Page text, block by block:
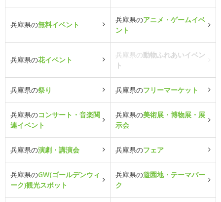
兵庫県の無料イベント
兵庫県のアニメ・ゲームイベ
ント
兵庫県の花イベント
兵庫県の動物ふれあいイベン
ト
兵庫県の祭り 兵庫県のフリーマーケット
兵庫県のコンサート・音楽関
連イベント
兵庫県の美術展・博物展・展
示会
兵庫県の演劇・講演会 兵庫県のフェア
兵庫県のGW(ゴールデンウィ
ーク)観光スポット
兵庫県の遊園地・テーマパー
ク